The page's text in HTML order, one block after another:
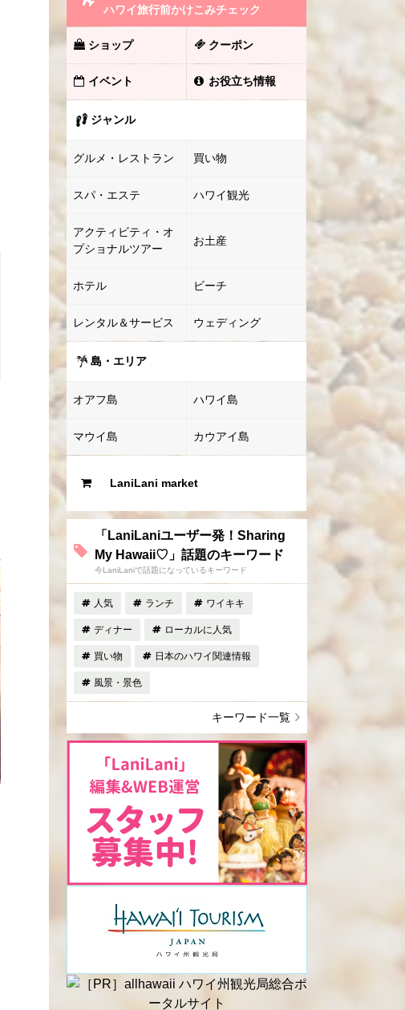
ハワイ旅行前かけこみチェック
ショップ クーポン
イベント お役立ち情報
ジャンル
グルメ・レストラン 買い物
スパ・エステ ハワイ観光
アクティビティ・オ
プショナルツアー
お土産
ホテル ビーチ
レンタル＆サービス ウェディング
島・エリア
オアフ島 ハワイ島
マウイ島 カウアイ島
LaniLani market
「LaniLaniユーザー発！Sharing
My Hawaii♡」話題のキーワード
今LaniLaniで話題になっているキーワード
人気 ランチ ワイキキ
ディナー ローカルに人気
買い物 日本のハワイ関連情報
風景・景色
キーワード一覧